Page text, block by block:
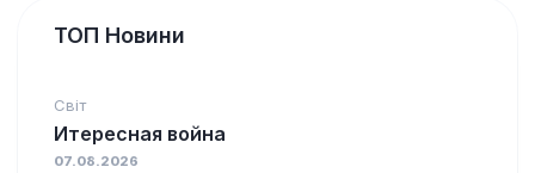
ТОП Новини
Світ
Итересная война
07.08.2026